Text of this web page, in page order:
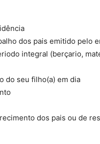
dos pais emitido pelo
integral (berçario,
do seu filho(a) em dia
dos pais ou de